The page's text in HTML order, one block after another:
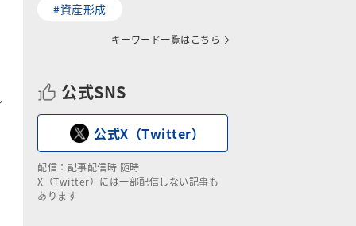
#資産形成
キーワード一覧はこちら
公式SNS
公式X（Twitter）
配信：記事配信時 随時
X（Twitter）には一部配信しない記事も
あります